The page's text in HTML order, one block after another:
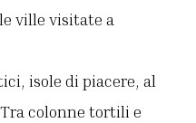
ville visitate a
isole di piacere, al
colonne tortili e